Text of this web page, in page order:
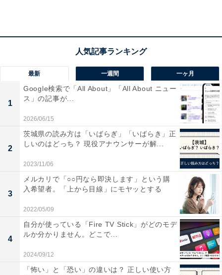
（1）入社してから態度が一変した
1つ目は「入社してから態度が一変した」というケース
です。
コメントを見ると、「面接では人柄が素晴らしいのに、
入社してからは挨拶もできなかったり、コミュニケーシ
ョンがとれない方で驚いた（35歳女性／管理職（候補）
を採用）」や「面接時にはやる気で前のめりの姿勢を見
せていたが、いざ仕事を始めると不満ばかりを口にして
まともに仕事をしていなかった（54歳男性／一般社員を
最新 一週間 一ヶ月
1
Google検索で「All About」「All About ニュー
ス」の記事が...
2026/06/15
2
茨城県の読み方は「いばらぎ」「いばらき」正
しいのはどっち？ 現役アナウンサーが解...
2023/11/06
3
メルカリで「○○円なら即決します」という購
入希望者。「上から目線」にモヤッとする
2022/05/09
4
自分が使っている「Fire TV Stick」がどのモデ
ルか分かりません。どこで...
2024/09/12
「怖い」と「恐い」の違いは？ 正しい使い方